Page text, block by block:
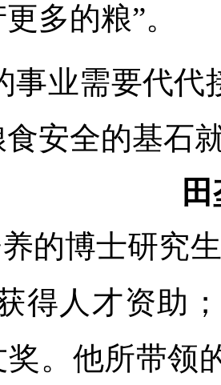
多的粮”。
事业需要代代
安全的基石
的博士研究
得人才资助
。他所带领